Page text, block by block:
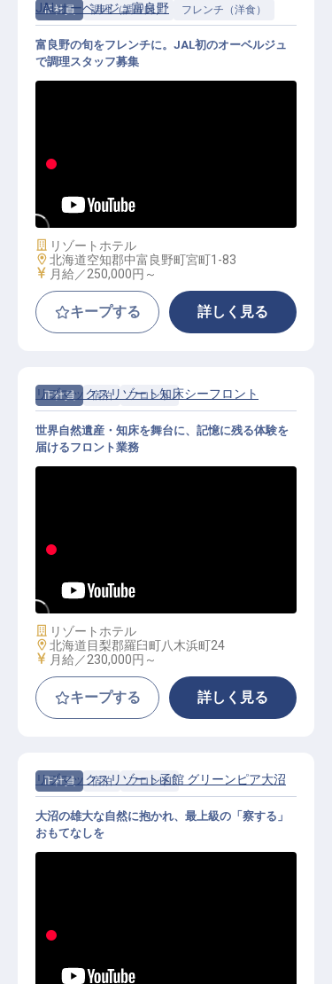
正社員 調理（調理師） フレンチ（洋食）
洋食調理│月給25万円～／JALオー
／未経験・U・Iターン歓迎
JALオーベルジュ富良野
富良野の旬をフレンチに。JAL初のオーベルジュ
で調理スタッフ募集
施設業態
リゾートホテル
勤務地
北海道空知郡中富良野町宮町1-83
給与
月給／250,000円～
キープする 詳しく見る
正社員 宿泊 フロント
社負担／年休120日／未経験OK
リブマックスリゾート知床シーフロント
世界自然遺産・知床を舞台に、記憶に残る体験を
届けるフロント業務
施設業態
リゾートホテル
勤務地
北海道目梨郡羅臼町八木浜町24
給与
月給／230,000円～
キープする 詳しく見る
正社員 宿泊 フロント
一流の所作を学ぶ／無料寮完備
リブマックスリゾート函館 グリーンピア大沼
大沼の雄大な自然に抱かれ、最上級の「察する」
おもてなしを